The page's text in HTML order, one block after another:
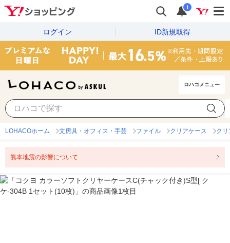
i
ログイン ID新規取得
ロハコメニュー
LOHACOホーム 文房具・オフィス・手芸 ファイル クリアケース ク
熊本地震の影響について